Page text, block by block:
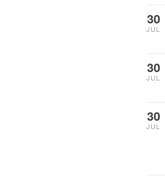
30
JUL
30
JUL
30
JUL